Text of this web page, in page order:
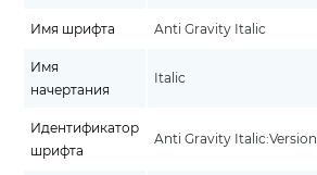
Имя шрифта Anti Gravity Italic
Имя
начертания
Italic
Идентификатор
шрифта
Anti Gravity Italic:Version